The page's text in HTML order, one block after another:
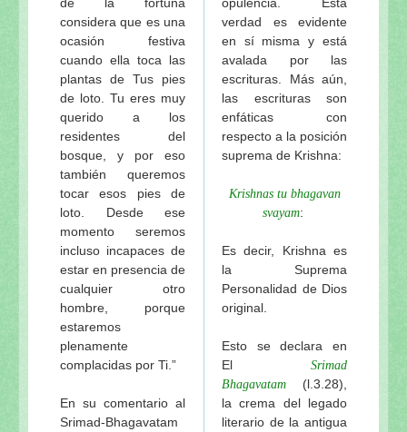
considera que es una
ocasión festiva
cuando ella toca las
plantas de Tus pies
de loto. Tu eres muy
querido a los
residentes del
bosque, y por eso
también queremos
tocar esos pies de
loto. Desde ese
momento seremos
incluso incapaces de
estar en presencia de
cualquier otro
hombre, porque
estaremos
plenamente
complacidas por Ti.”
En su comentario al
Srimad-Bhagavatam
verdad es evidente
en sí misma y está
avalada por las
escrituras. Más aún,
las escrituras son
enfáticas con
respecto a la posición
suprema de Krishna:
Krishnas tu bhagavan
svayam:
Es decir, Krishna es
la Suprema
Personalidad de Dios
original.
Esto se declara en
El Srimad
Bhagavatam (l.3.28),
la crema del legado
literario de la antigua